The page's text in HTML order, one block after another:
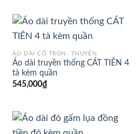
ÁO DÀI CỔ TRÒN- THUYỀN
Áo dài truyền thống CÁT TIÊN 4
tà kèm quần
545,000₫